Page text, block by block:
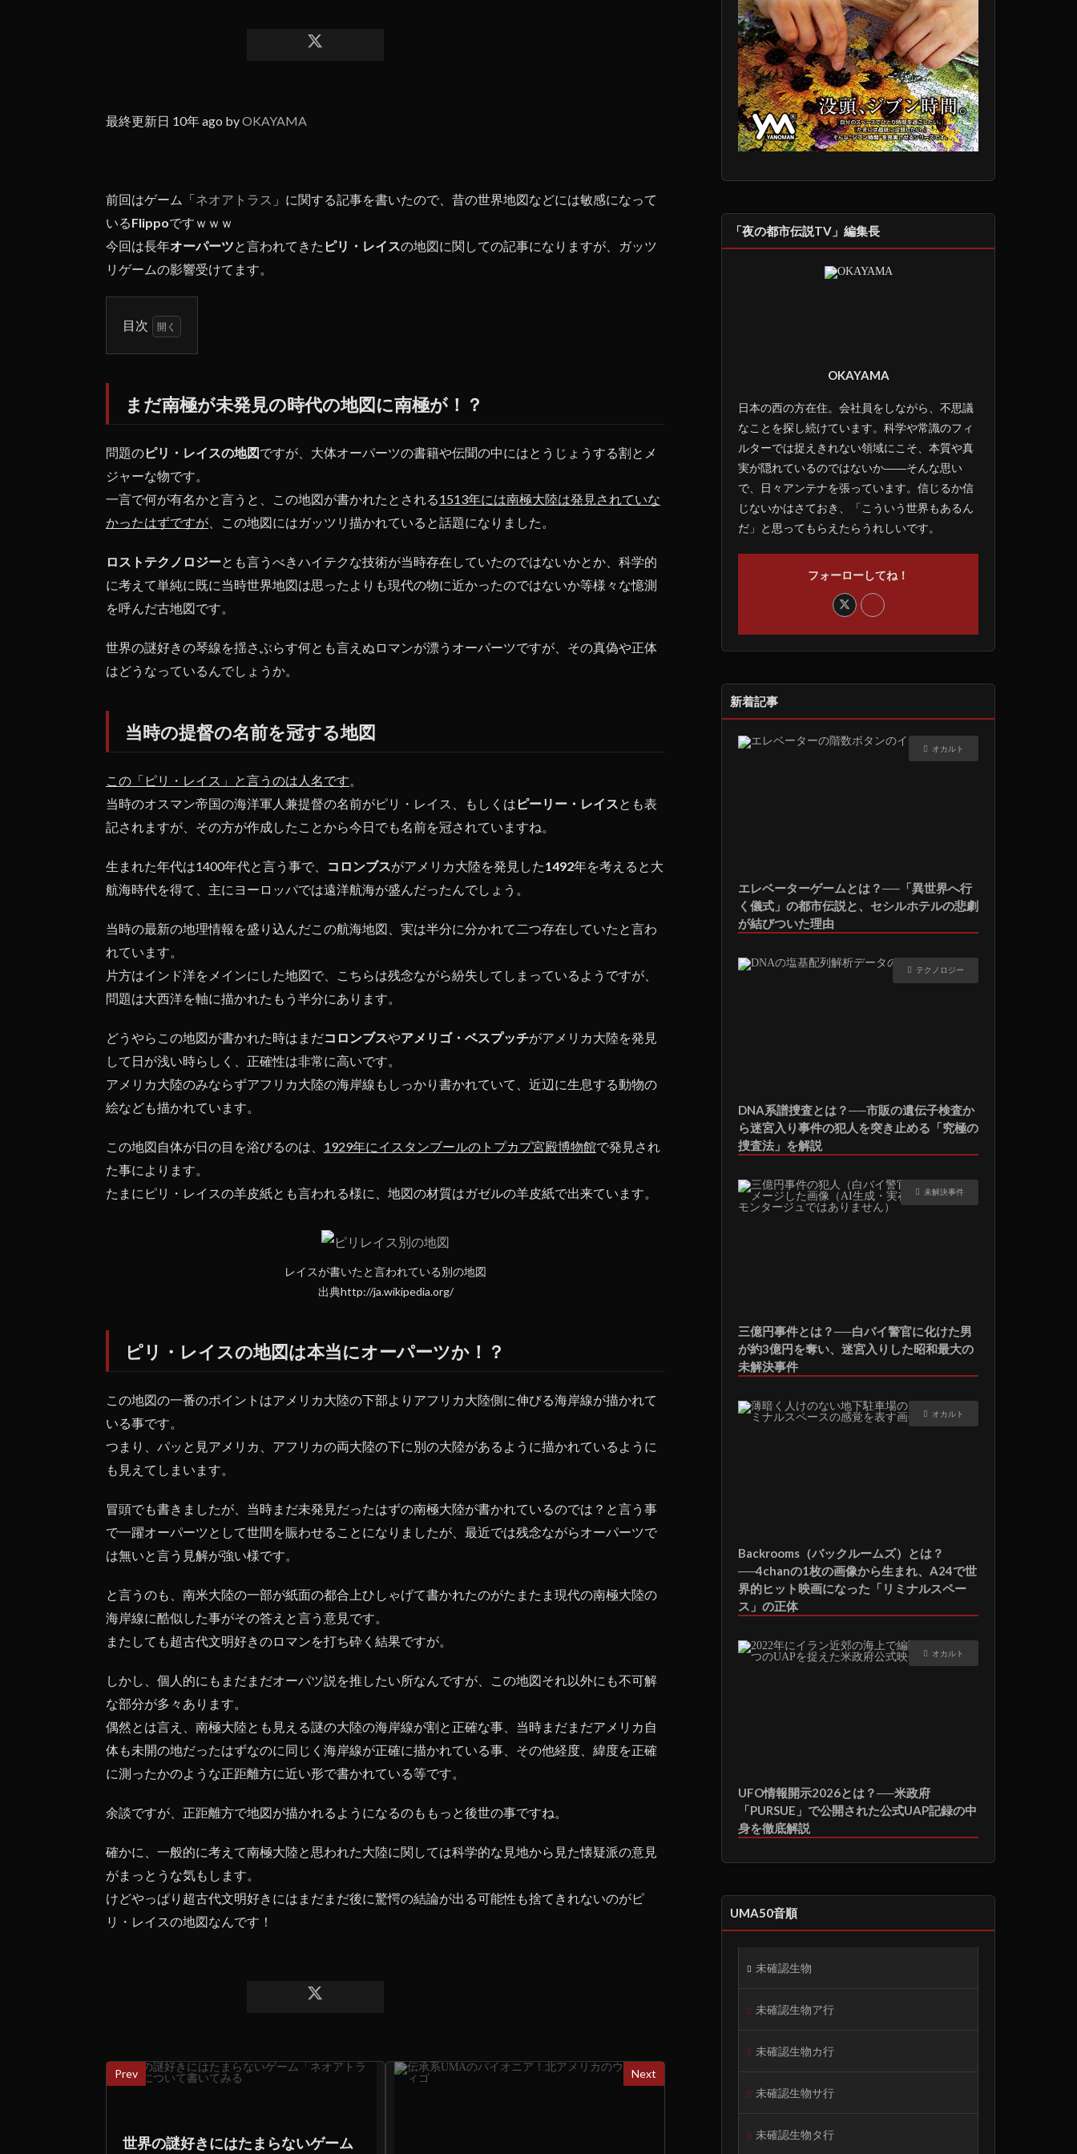
最終更新日 10年 ago byOKAYAMA
前回はゲーム「ネオアトラス 」に関する記事を書いたので、昔の世界地図などには敏感になって
いるFlippoですｗｗｗ
今回は長年オーパーツ と言われてきた ピリ・レイスの地図に関しての記事になりますが、ガッツ
リゲームの影響受けてます。
目次
見の時
代の地
極
が！？
2
時
提
督
名
を
冠
図
リ・レ
イスの
地図は
本当に
ーツ
か！？
まだ南極が未発見の時代の地図に南極が！？
問題のピリ・レイスの地図ですが、大体オーパーツの書籍や伝聞の中にはとうじょうする割とメ
ジャーな物です。
一言で何が有名かと言うと、この地図が書かれたとされる1513年には南極大陸は発見されていな
かったはずですが 、この地図にはガッツリ描かれていると話題になりました。
ロストテクノロジーとも言うべきハイテクな技術が当時存在していたのではないかとか、科学的
に考えて単純に既に当時世界地図は思ったよりも現代の物に近かったのではないか等様々な憶測
を呼んだ古地図です。
世界の謎好きの琴線を揺さぶらす何とも言えぬロマンが漂うオーパーツですが、その真偽や正体
はどうなっているんでしょうか。
当時の提督の名前を冠する地図
この「ピリ・レイス」と言うのは人名です
当時のオスマン帝国の海洋軍人兼提督の名前がピリ・レイス、もしくは ピーリー・レイス とも表
記されますが、その方が作成したことから今日でも名前を冠されていますね。
生まれた年代は1400年代と言う事で、 コロンブスがアメリカ大陸を発見した1492年を考えると大
航海時代を得て、主にヨーロッパでは遠洋航海が盛んだったんでしょう。
当時の最新の地理情報を盛り込んだこの航海地図、実は半分に分かれて二つ存在していたと言わ
れています。
片方はインド洋をメインにした地図で、こちらは残念ながら紛失してしまっているようですが、
問題は大西洋を軸に描かれたもう半分にあります。
どうやらこの地図が書かれた時はまだコロンブスやアメリゴ・ベスプッチがアメリカ大陸を発見
して日が浅い時らしく、正確性は非常に高いです。
アメリカ大陸のみならずアフリカ大陸の海岸線もしっかり書かれていて、近辺に生息する動物の
絵なども描かれています。
この地図自体が日の目を浴びるのは、 1929年にイスタンブールのトプカプ宮殿博物館で発見され
た事によります。
たまにピリ・レイスの羊皮紙とも言われる様に、地図の材質はガゼルの羊皮紙で出来ています。
レイスが書いたと言われている別の地図
出典http://ja.wikipedia.org/
ピリ・レイスの地図は本当にオーパーツか！？
この地図の一番のポイントはアメリカ大陸の下部よりアフリカ大陸側に伸びる海岸線が描かれて
いる事です。
つまり、パッと見アメリカ、アフリカの両大陸の下に別の大陸があるように描かれているように
も見えてしまいます。
冒頭でも書きましたが、当時まだ未発見だったはずの南極大陸が書かれているのでは？と言う事
で一躍オーパーツとして世間を賑わせることになりましたが、最近では残念ながらオーパーツで
は無いと言う見解が強い様です。
と言うのも、南米大陸の一部が紙面の都合上ひしゃげて書かれたのがたまたま現代の南極大陸の
海岸線に酷似した事がその答えと言う意見です。
またしても超古代文明好きのロマンを打ち砕く結果ですが。
しかし、個人的にもまだまだオーパツ説を推したい所なんですが、この地図それ以外にも不可解
な部分が多々あります。
偶然とは言え、南極大陸とも見える謎の大陸の海岸線が割と正確な事、当時まだまだアメリカ自
体も未開の地だったはずなのに同じく海岸線が正確に描かれている事、その他経度、緯度を正確
に測ったかのような正距離方に近い形で書かれている等です。
余談ですが、正距離方で地図が描かれるようになるのももっと後世の事ですね。
確かに、一般的に考えて南極大陸と思われた大陸に関しては科学的な見地から見た懐疑派の意見
がまっとうな気もします。
けどやっぱり超古代文明好きにはまだまだ後に驚愕の結論が出る可能性も捨てきれないのがピ
リ・レイスの地図なんです！
Prev
世界の謎好きにはたまらないゲーム
Next
「夜の都市伝説TV」編集長
OKAYAMA
日本の西の方在住。会社員をしながら、不思議
なことを探し続けています。科学や常識のフィ
ルターでは捉えきれない領域にこそ、本質や真
実が隠れているのではないか――そんな思い
で、日々アンテナを張っています。信じるか信
じないかはさておき、「こういう世界もあるん
だ」と思ってもらえたらうれしいです。
フォーローしてね！
新着記事
オカルト
エレベーターゲームとは？──「異世界へ行
く儀式」の都市伝説と、セシルホテルの悲劇
が結びついた理由
テクノロジー
DNA系譜捜査とは？──市販の遺伝子検査か
ら迷宮入り事件の犯人を突き止める「究極の
捜査法」を解説
未解決事件
三億円事件とは？──白バイ警官に化けた男
が約3億円を奪い、迷宮入りした昭和最大の
未解決事件
オカルト
Backrooms（バックルームズ）とは？
──4chanの1枚の画像から生まれ、A24で世
界的ヒット映画になった「リミナルスペー
ス」の正体
オカルト
UFO情報開示2026とは？──米政府
「PURSUE」で公開された公式UAP記録の中
身を徹底解説
UMA50音順
未確認生物
未確認生物ア行
未確認生物カ行
未確認生物サ行
未確認生物タ行